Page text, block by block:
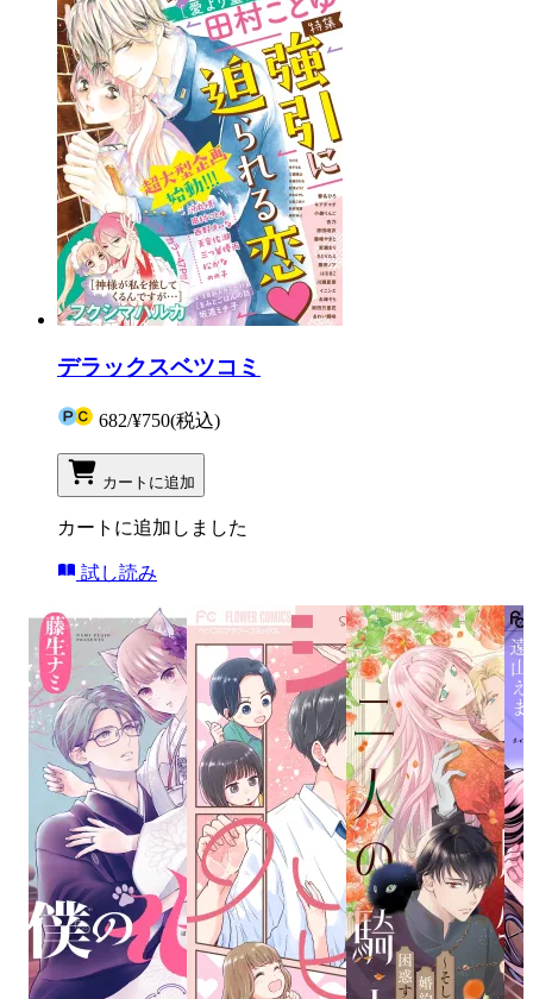
デラックスベツコミ
682/¥750(税込)
カートに追加
カートに追加しました
試し読み